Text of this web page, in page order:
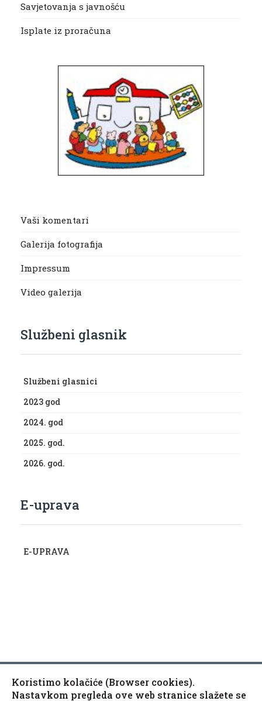
Savjetovanja s javnošću
Isplate iz proračuna
Vaši komentari
Galerija fotografija
Impressum
Video galerija
Službeni glasnik
Službeni glasnici
2023 god
2024. god
2025. god.
2026. god.
E-uprava
E-UPRAVA
Copyright © 2010-2020 Općina Kaptol, Školska 3, 34334
Kaptol
Koristimo kolačiće (Browser cookies).
Nastavkom pregleda ove web stranice slažete se